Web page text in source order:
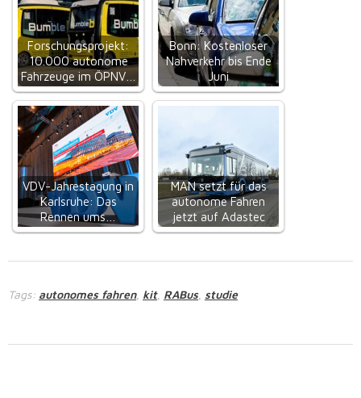
Forschungsprojekt:
10.000 autonome
Fahrzeuge im ÖPNV…
Bonn: Kostenloser
Nahverkehr bis Ende
Juni
VDV-Jahrestagung in
Karlsruhe: Das
Rennen ums…
MAN setzt für das
autonome Fahren
jetzt auf Adastec
Tags: autonomes fahren, kit, RABus, studie